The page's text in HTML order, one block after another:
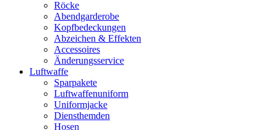
Röcke
Abendgarderobe
Kopfbedeckungen
Abzeichen & Effekten
Accessoires
Änderungsservice
Luftwaffe
Sparpakete
Luftwaffenuniform
Uniformjacke
Diensthemden
Hosen